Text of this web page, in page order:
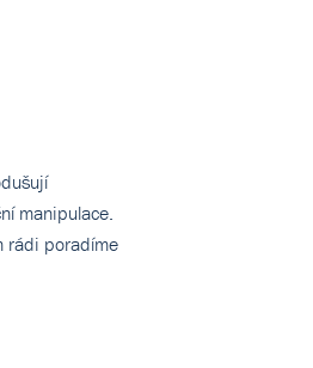
manipulace.
rádi poradíme